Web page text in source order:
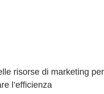
risorse di marketing per
l’efficienza